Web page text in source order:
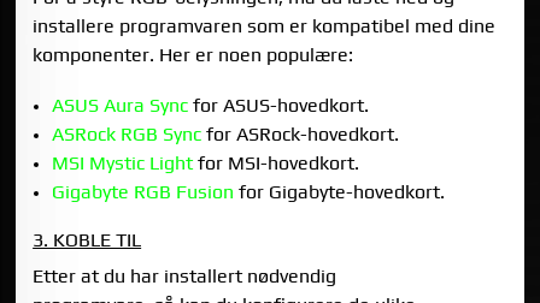
installere programvaren som er kompatibel med dine
komponenter. Her er noen populære:
ASUS Aura Syncfor ASUS-hovedkort.
ASRock RGB Syncfor ASRock-hovedkort.
MSI Mystic Lightfor MSI-hovedkort.
Gigabyte RGB Fusion for Gigabyte-hovedkort.
3. KOBLE TIL
Etter at du har installert nødvendig